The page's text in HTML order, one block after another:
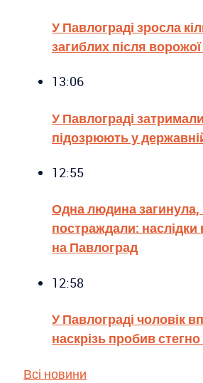
У Павлограді зросла
загиблих після ворожої
13:06
У Павлограді
підозрюють у
12:55
Одна людина
постраждали: наслідки
на Павлоград
12:58
У Павлограді чоловік
наскрізь пробив
Всі новини